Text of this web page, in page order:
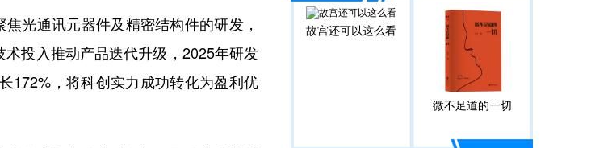
光通讯元器件及精密结构件的研发，
投入推动产品迭代升级，2025年研发
172%，将科创实力成功转化为盈利优
故宫还可以这么看
微不足道的一切